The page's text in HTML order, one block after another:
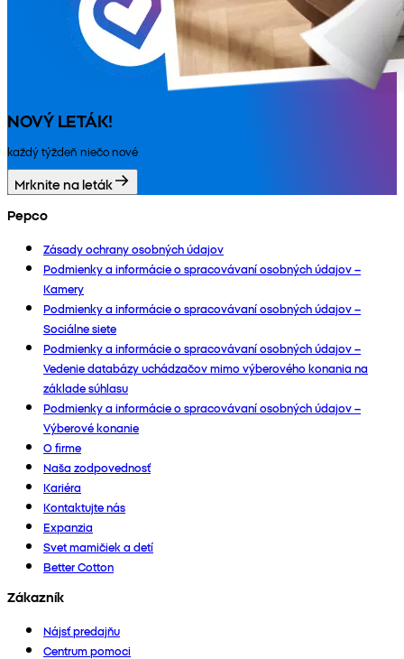
NOVÝ LETÁK!
každý týždeň niečo nové
Mrknite na leták
Pepco
Zásady ochrany osobných údajov
Podmienky a informácie o spracovávaní osobných údajov –
Kamery
Podmienky a informácie o spracovávaní osobných údajov –
Sociálne siete
Podmienky a informácie o spracovávaní osobných údajov –
Vedenie databázy uchádzačov mimo výberového konania na
základe súhlasu
Podmienky a informácie o spracovávaní osobných údajov –
Výberové konanie
O firme
Naša zodpovednosť
Kariéra
Kontaktujte nás
Expanzia
Svet mamičiek a detí
Better Cotton
Zákazník
Nájsť predajňu
Centrum pomoci